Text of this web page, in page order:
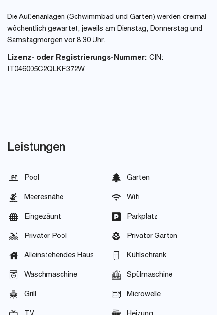
Die Außenanlagen (Schwimmbad und Garten) werden dreimal
wöchentlich gewartet, jeweils am Dienstag, Donnerstag und
Samstagmorgen vor 8.30 Uhr.
Lizenz- oder Registrierungs-Nummer: CIN:
IT046005C2QLKF372W
Leistungen
Pool Garten
Meeresnähe Wifi
Eingezäunt Parkplatz
Privater Pool Privater Garten
Alleinstehendes Haus Kühlschrank
Waschmaschine Spülmaschine
Grill Microwelle